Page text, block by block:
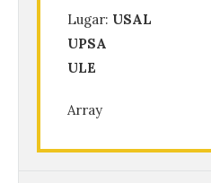
Lugar: USAL
UPSA
ULE
Array
8 Ago 2026
antinatural,